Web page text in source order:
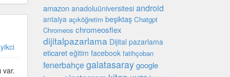
var.
amazon anadoluüniversitesi android
antalya açıköğretim beşiktaş Chatgpt
Chromeos chromeosflex
dijitalpazarlama Dijital pazarlama
eticaret eğitim facebook fatihçoban
fenerbahçegalatasaray google